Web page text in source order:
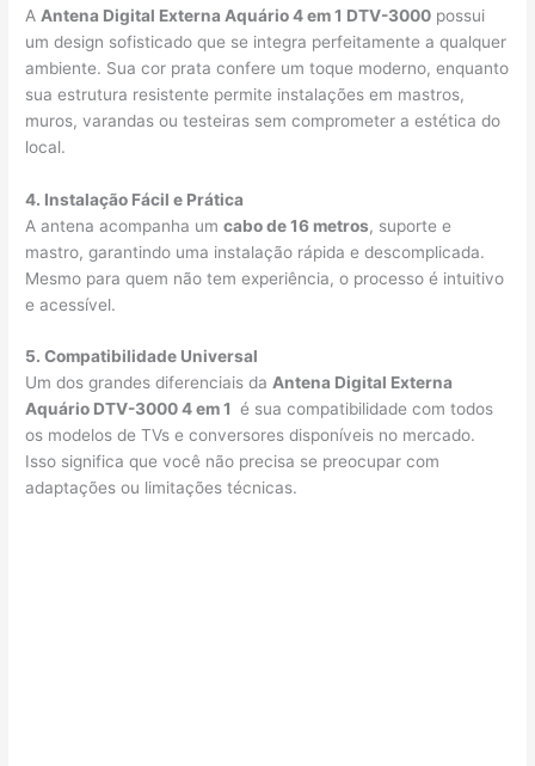
A Antena Digital Externa Aquário 4 em 1 DTV-3000 possui
um design sofisticado que se integra perfeitamente a qualquer
ambiente. Sua cor prata confere um toque moderno, enquanto
sua estrutura resistente permite instalações em mastros,
muros, varandas ou testeiras sem comprometer a estética do
local.
4. Instalação Fácil e Prática
A antena acompanha umcabo de 16 metros, suporte e
mastro, garantindo uma instalação rápida e descomplicada.
Mesmo para quem não tem experiência, o processo é intuitivo
e acessível.
5. Compatibilidade Universal
Um dos grandes diferenciais daAntena Digital Externa
Aquário DTV-3000 4 em 1 é sua compatibilidade com todos
os modelos de TVs e conversores disponíveis no mercado.
Isso significa que você não precisa se preocupar com
adaptações ou limitações técnicas.